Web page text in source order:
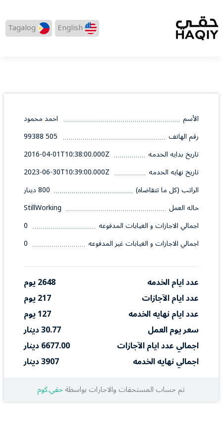
English
Tagalog
الأسم
احمد محمود
رقم الهاتف
505 99388
تاريخ بدايه الخدمه
2016-04-01T10:38:00.000Z
تاريخ نهايه الخدمه
2023-06-30T10:39:00.000Z
الراتب (كل ما تتقاضاه)
800 دينار
حاله العمل
StillWorking
اجمالي الاجازات و الغيابات المدفوعه
0
اجمالي الاجازات و الغيابات غير المدفوعه
0
عدد ايام الخدمه
2648 يوم
عدد ايام الآجازات
217 يوم
عدد ايام نهايه الخدمه
127 يوم
سعر يوم العمل
30.77 دينار
اجمالي عدد ايام الآجازات
6677.00 دينار
اجمالي نهايه الخدمه
3907 دينار
تم حساب المستحقات والاجارات بواسطةحقي.كوم